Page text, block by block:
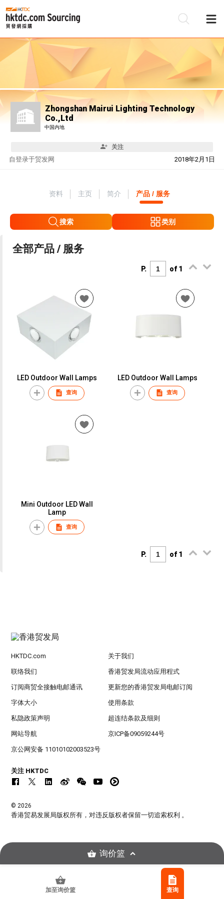
Zhongshan Mairui Lighting Technology
Co.,Ltd
中国内地
关注
自 2018年2月1日
登录于贸发网
资料 主页 简介 产品 / 服务
搜索 类别
全部产品 / 服务
P. of 1
LED Outdoor Wall Lamps
查询
LED Outdoor Wall Lamps
查询
Mini Outdoor LED Wall
Lamp
查询
P. of 1
加至询价篮 查询
HKTDC.com 关于我们
联络我们 香港贸发局流动应用程式
订阅商贸全接触电邮通讯 更新您的香港贸发局电邮订阅
字体大小 使用条款
私隐政策声明 超连结条款及细则
网站导航 京ICP备09059244号
京公网安备 11010102003523号
关注 HKTDC
© 2026
香港贸易发展局版权所有，对违反版权者保留一切追索权利 。
询价篮